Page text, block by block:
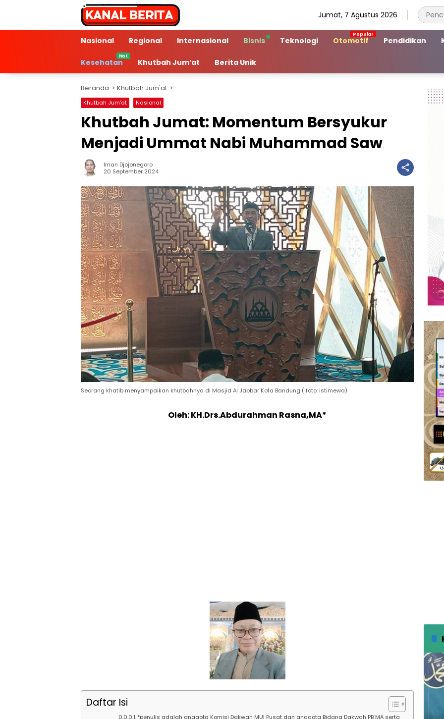
Jumat, 7 Agustus 2026
Nasional Regional Internasional Bisnis Teknologi Otomotif Pendidikan
Kesehatan Khutbah Jum’at Berita Unik
Beranda Khutbah Jum'at
Khutbah Jum'at Nasional
Khutbah Jumat: Momentum Bersyukur
Menjadi Ummat Nabi Muhammad Saw
Iman Djojonegoro
20 September 2024
Seorang khatib menyampaikan khutbahnya di Masjid Al Jabbar Kota Bandung ( foto: istimewa)
Oleh: KH.Drs.Abdurahman Rasna,MA*
Daftar Isi
*penulis adalah anggota Komisi Dakwah MUI Pusat dan anggota Bidang Dakwah PB MA serta